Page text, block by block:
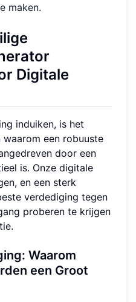
maken.
Digitale
induiken, is het
een robuuste
door een
is. Onze digitale
en een sterk
verdediging tegen
proberen te krijgen
Waarom
een Groot